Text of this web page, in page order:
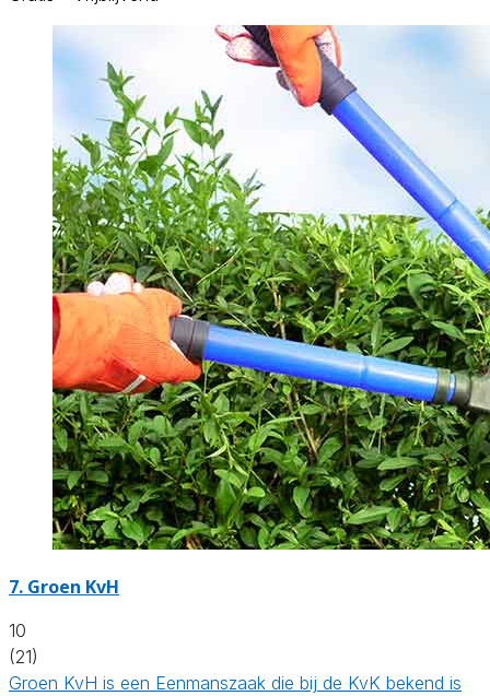
7. Groen KvH
10
(21)
Groen KvH is een Eenmanszaak die bij de KvK bekend is